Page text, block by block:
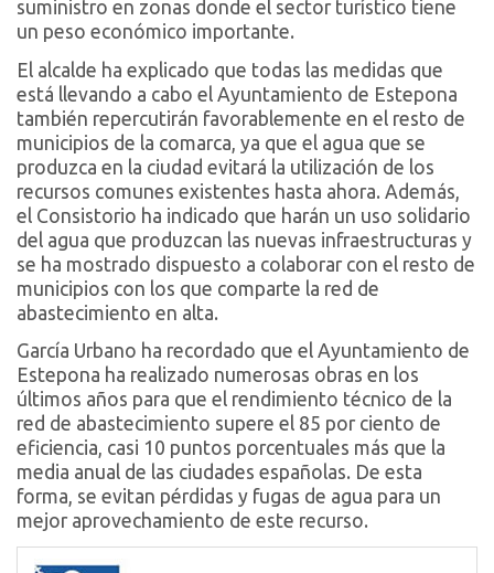
suministro en zonas donde el sector turístico tiene
un peso económico importante.
El alcalde ha explicado que todas las medidas que
está llevando a cabo el Ayuntamiento de Estepona
también repercutirán favorablemente en el resto de
municipios de la comarca, ya que el agua que se
produzca en la ciudad evitará la utilización de los
recursos comunes existentes hasta ahora. Además,
el Consistorio ha indicado que harán un uso solidario
del agua que produzcan las nuevas infraestructuras y
se ha mostrado dispuesto a colaborar con el resto de
municipios con los que comparte la red de
abastecimiento en alta.
García Urbano ha recordado que el Ayuntamiento de
Estepona ha realizado numerosas obras en los
últimos años para que el rendimiento técnico de la
red de abastecimiento supere el 85 por ciento de
eficiencia, casi 10 puntos porcentuales más que la
media anual de las ciudades españolas. De esta
forma, se evitan pérdidas y fugas de agua para un
mejor aprovechamiento de este recurso.